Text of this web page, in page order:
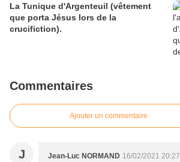
La Tunique d'Argenteuil (vêtement
que porta Jésus lors de la
crucifiction).
Commentaires
Ajouter un commentaire
J Jean-Luc NORMAND 16/02/2021 20:27